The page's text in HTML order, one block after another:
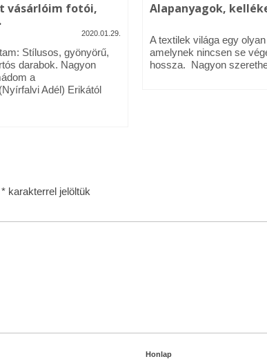
vásárlóim fotói,
2020.01.29.
Stílusos, gyönyörű,
darabok. Nagyon
a
Adél) Erikától
Alapanyagok,
A textilek világa egy
amelynek nincsen se
hossza. Nagyon
* karakterrel jelöltük
Honlap